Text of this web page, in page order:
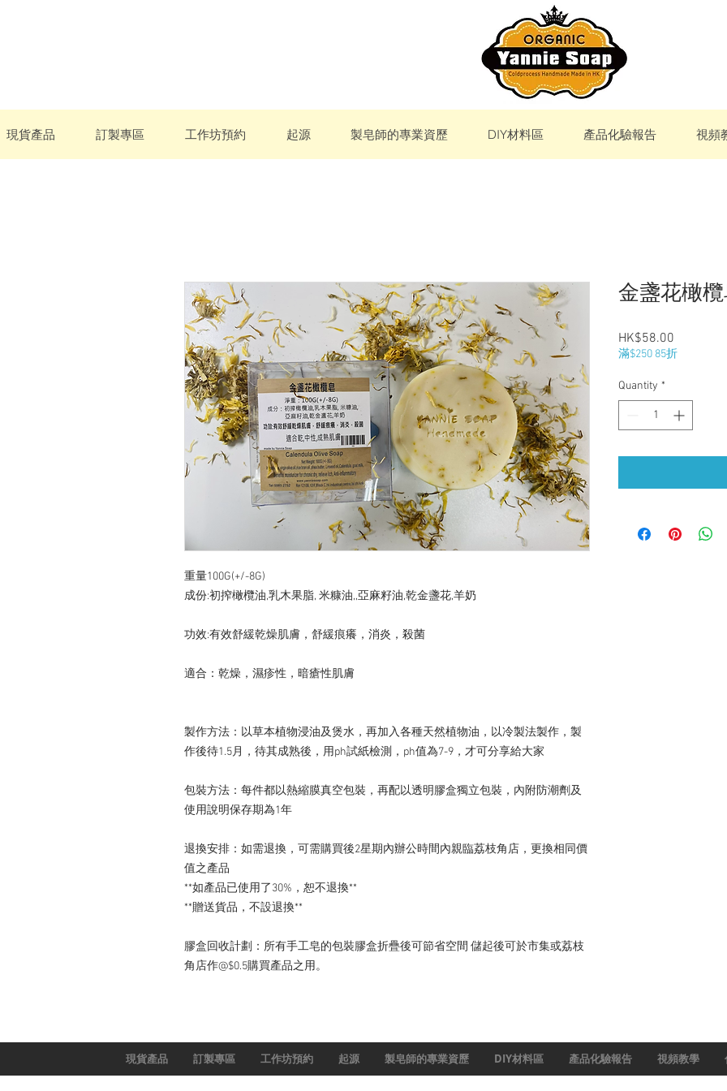
現貨產品 訂製專區 工作坊預約 起源 製皂師的專業資歷 DIY材料區 產品化驗報告 視頻
重量100G(+/-8G)
成份:初搾橄欖油,乳木果脂, 米糠油,,亞麻籽油,乾金盞花,羊奶
功效:有效舒緩乾燥肌膚，舒緩痕癢，消炎，殺菌
適合：乾燥，濕疹性，暗瘡性肌膚
製作方法：以草本植物浸油及煲水，再加入各種天然植物油，以冷製法製作，製
作後待1.5月，待其成熟後，用ph試紙檢測，ph值為7-9，才可分享給大家
包裝方法：每件都以熱縮膜真空包裝，再配以透明膠盒獨立包裝，內附防潮劑及
使用說明保存期為1年
退換安排：如需退換，可需購買後2星期內辦公時間內親臨荔枝角店，更換相同價
值之產品
**如產品已使用了30%，恕不退換**
**贈送貨品，不設退換**
膠盒回收計劃：所有手工皂的包裝膠盒折疊後可節省空間 儲起後可於市集或荔枝
角店作@$0.5購買產品之用。
金盞花橄
HK$58.00
滿$250 85折
Quantity *
現貨產品 訂製專區 工作坊預約 起源 製皂師的專業資歷 DIY材料區 產品化驗報告 視頻教學